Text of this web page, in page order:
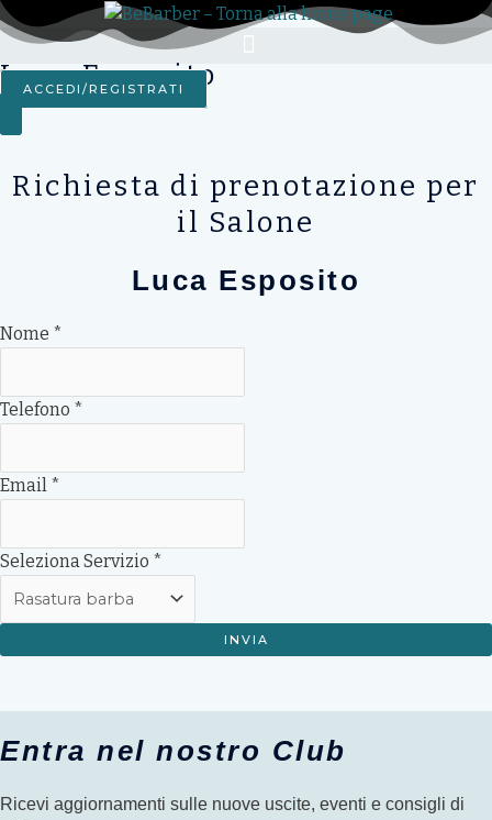
Vai
al
contenuto
ACCEDI/REGISTRATI
Luca Esposito
Richiesta di prenotazione per
il Salone
Luca Esposito
Nome *
Telefono *
Email *
Seleziona Servizio *
INVIA
Entra nel nostro Club
Ricevi aggiornamenti sulle nuove uscite, eventi e consigli di